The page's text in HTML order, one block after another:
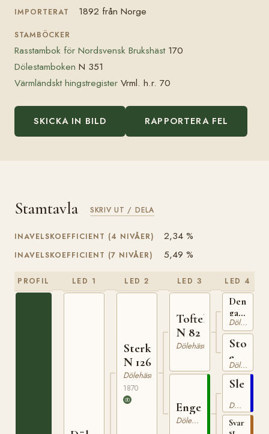
IMPORTERAT 1892 från Norge
STAMBÖCKER
Rasstambok för Nordsvensk Brukshäst170
Dölestamboken N 351
Värmländskt hingstregister Vrml. h.r. 70
SKICKA IN BILD RAPPORTERA FEL
Stamtavla SKRIV UT / DELA
INAVELSKOEFFICIENT (4 NIVÅER) 2,34 %
INAVELSKOEFFICIENT (7 NIVÅER) 5,49 %
PROFIL LED 1 LED 2
Sterkoder
N 126
Dölehäst
1870
LED 3
Toftebrun
N 82
Dölehäst
Engebruna
Dölehäst
LED 4
Den
gamle
Dölehäst
Sto
e.
Dölehäst
51Dölehäst
Svart